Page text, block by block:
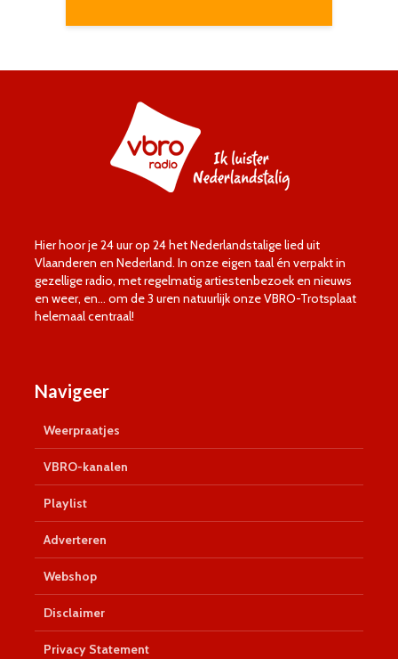
Hier hoor je 24 uur op 24 het Nederlandstalige lied uit
Vlaanderen en Nederland. In onze eigen taal én verpakt in
gezellige radio, met regelmatig artiestenbezoek en nieuws
en weer, en… om de 3 uren natuurlijk onze VBRO-Trotsplaat
helemaal centraal!
Navigeer
Weerpraatjes
VBRO-kanalen
Playlist
Adverteren
Webshop
Disclaimer
Privacy Statement